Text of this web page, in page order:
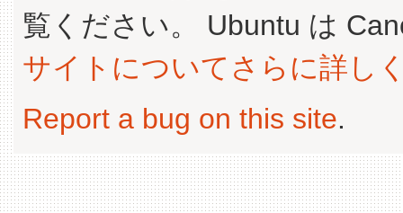
覧ください。 Ubuntu は
サイトについてさらに詳し
Report a bug on this site.